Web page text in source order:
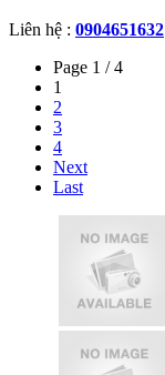
Liên hệ : 0904651632
Page 1 / 4
1
2
3
4
Next
Last